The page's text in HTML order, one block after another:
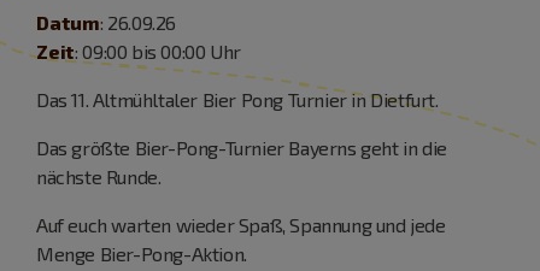
Datum: 26.09.26
Zeit: 09:00 bis 00:00 Uhr
Das 11. Altmühltaler Bier Pong Turnier in Dietfurt.
Das größte Bier-Pong-Turnier Bayerns geht in die
nächste Runde.
Auf euch warten wieder Spaß, Spannung und jede
Menge Bier-Pong-Aktion.